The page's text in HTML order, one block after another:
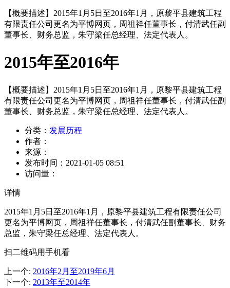
【概要描述】 2015年1月5日至2016年1月，原黎平县建筑工程
有限责任公司更名为平博网页，周祖祥任董事长，付清武任副
董事长、财务总监，朱守梁任总经理、法定代表人。
2015年至2016年
【概要描述】 2015年1月5日至2016年1月，原黎平县建筑工程
有限责任公司更名为平博网页，周祖祥任董事长，付清武任副
董事长、财务总监，朱守梁任总经理、法定代表人。
分类： 发展历程
作者：
来源：
发布时间： 2021-01-05 08:51
访问量：
详情
2015年1月5日至2016年1月，原黎平县建筑工程有限责任公司
更名为平博网页，周祖祥任董事长，付清武任副董事长、财务
总监，朱守梁任总经理、法定代表人。
扫二维码用手机看
上一个: 2016年2月至2019年6月
下一个: 2013年至2014年